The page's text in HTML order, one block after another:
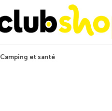
Camping et santé